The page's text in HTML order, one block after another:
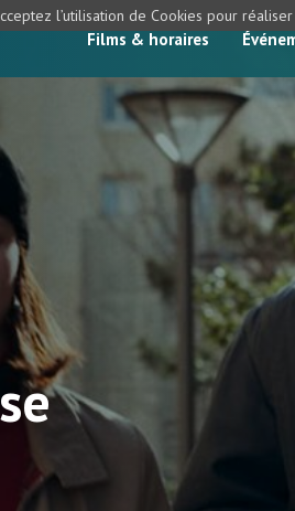
Films & horaires
l’utilisation de Cookies pour